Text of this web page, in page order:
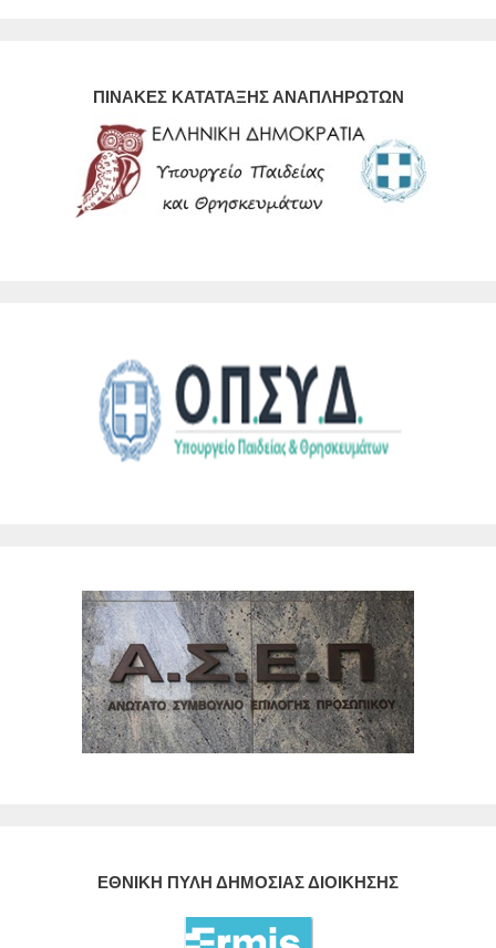
ΠΙΝΑΚΕΣ ΚΑΤΑΤΑΞΗΣ ΑΝΑΠΛΗΡΩΤΩΝ
ΕΘΝΙΚΗ ΠΥΛΗ ΔΗΜΟΣΙΑΣ ΔΙΟΙΚΗΣΗΣ